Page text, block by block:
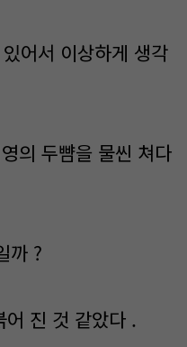
어서 이상하게 생각
의 두뺨을 물씬 쳐다
까 ?
어 진 것 같았다 .